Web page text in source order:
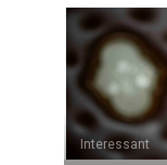
Interessant